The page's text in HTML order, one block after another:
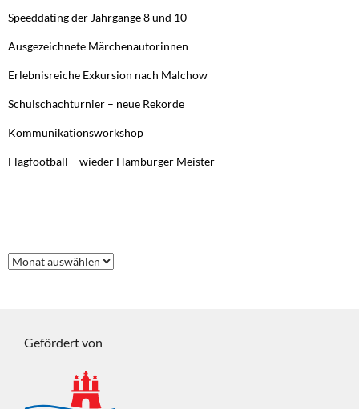
Speeddating der Jahrgänge 8 und 10
Ausgezeichnete Märchenautorinnen
Erlebnisreiche Exkursion nach Malchow
Schulschachturnier – neue Rekorde
Kommunikationsworkshop
Flagfootball – wieder Hamburger Meister
Frühere
Beiträge
Gefördert von